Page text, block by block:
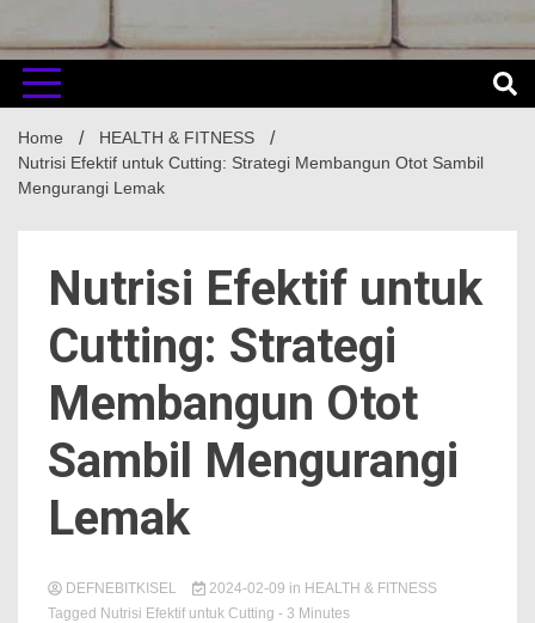
Home
HEALTH & FITNESS
Nutrisi Efektif untuk Cutting: Strategi Membangun Otot Sambil
Mengurangi Lemak
Nutrisi Efektif untuk
Cutting: Strategi
Membangun Otot
Sambil Mengurangi
Lemak
DEFNEBITKISEL 2024-02-09 in HEALTH & FITNESS
Tagged Nutrisi Efektif untuk Cutting - 3 Minutes